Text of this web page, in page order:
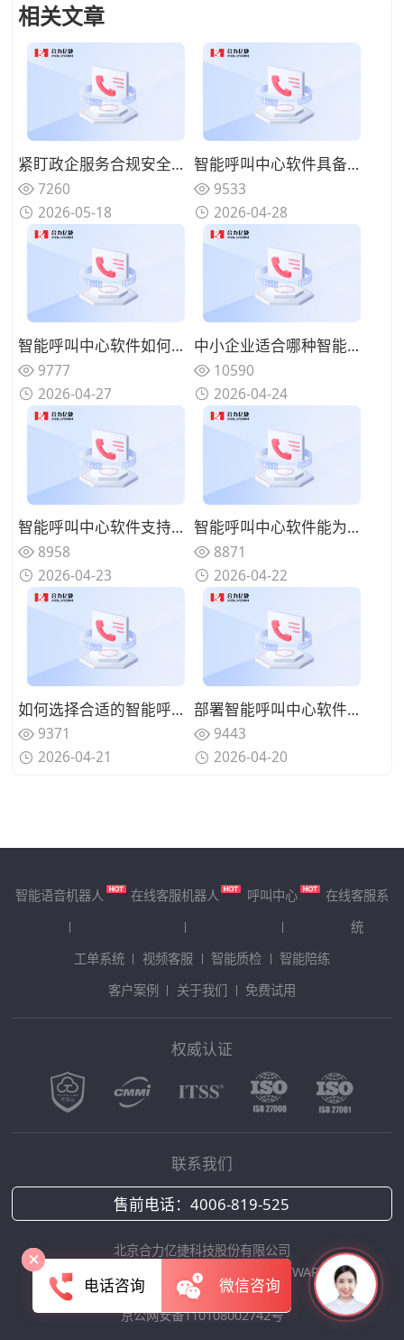
相关文章
紧盯政企服务合规安全需求，2026年靠谱呼叫中心服务商精选推荐
7260
2026-05-18
智能呼叫中心软件具备哪些智能优势？对比传统客服差异
9533
2026-04-28
智能呼叫中心软件如何对接业务系统？系统集成方案说明
9777
2026-04-27
中小企业适合哪种智能呼叫中心软件？适配选型推荐
10590
2026-04-24
智能呼叫中心软件支持哪些部署方式？不同方案对比分析
8958
2026-04-23
智能呼叫中心软件能为企业带来什么？实际应用价值盘点
8871
2026-04-22
如何选择合适的智能呼叫中心软件？企业选型关键要点
9371
2026-04-21
部署智能呼叫中心软件需要哪些条件？落地实施注意事项
9443
2026-04-20
智能语音机器人 在线客服机器人 呼叫中心
在线客服系
统
工单系统
视频客服 智能质检
智能陪练
客户案例
关于我们 免费试用
权威认证
联系我们
售前电话：4006-819-525
北京合力亿捷科技股份有限公司
Copyright © 2025 HOLLYCRM SOFTWARE
京ICP备12042422号-1
京公网安备110108002742号
电话咨询 微信咨询